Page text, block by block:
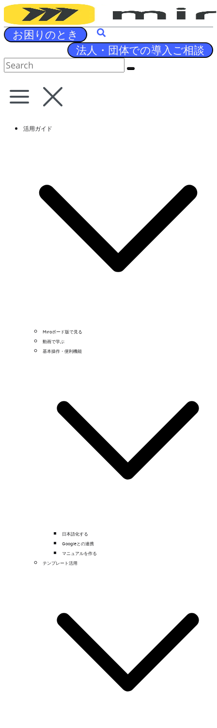
Skip
to
content
お困りのとき
法人・団体での導入ご相談
活用ガイド
Miroボード版で見る
動画で学ぶ
基本操作・便利機能
日本語化する
Googleとの連携
マニュアルを作る
テンプレート活用